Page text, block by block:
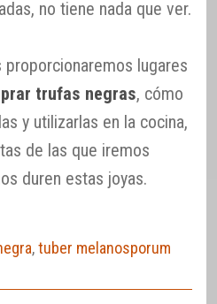
no tiene nada que ver.
lugares
trufas negras, cómo
y utilizarlas en la cocina,
de las que iremos
duren estas joyas.
,tuber melanosporum